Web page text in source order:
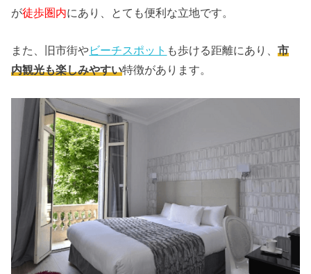
が徒歩圏内にあり、とても便利な立地です。
また、旧市街やビーチスポット も歩ける距離にあり、市
内観光も楽しみやすい特徴があります。